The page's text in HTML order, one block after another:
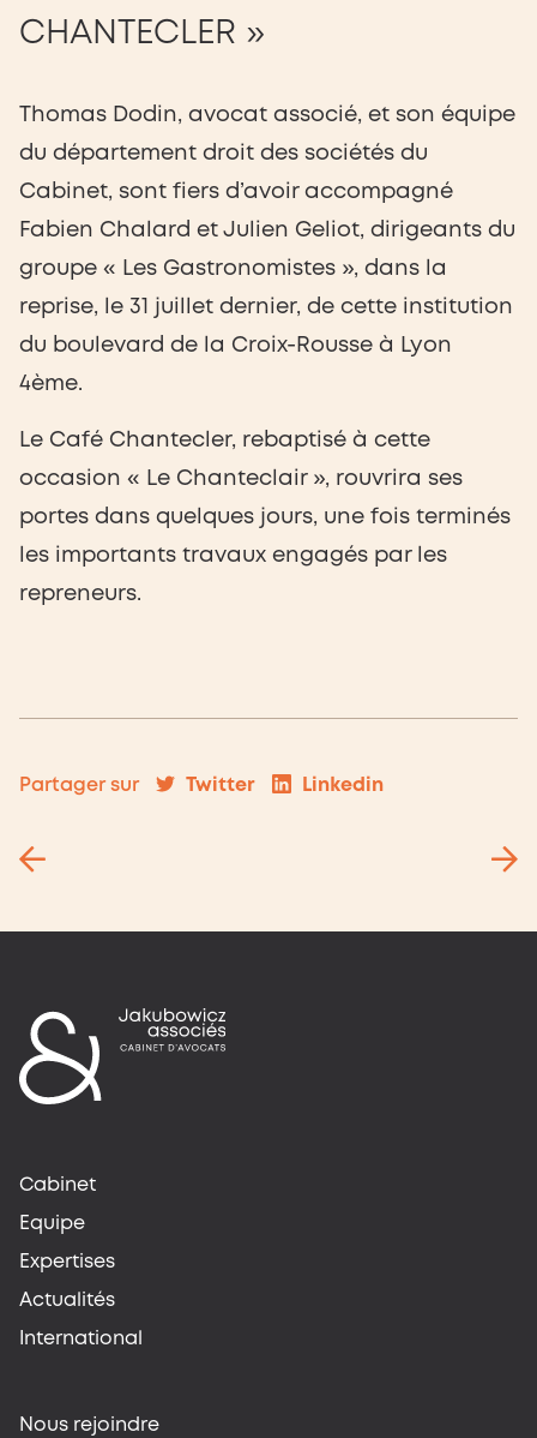
CHANTECLER »
Thomas Dodin, avocat associé, et son équipe
du département droit des sociétés du
Cabinet, sont fiers d’avoir accompagné
Fabien Chalard et Julien Geliot, dirigeants du
groupe « Les Gastronomistes », dans la
reprise, le 31 juillet dernier, de cette institution
du boulevard de la Croix-Rousse à Lyon
4ème.
Le Café Chantecler, rebaptisé à cette
occasion « Le Chanteclair », rouvrira ses
portes dans quelques jours, une fois terminés
les importants travaux engagés par les
repreneurs.
Partager sur Twitter Linkedin
Cabinet
Equipe
Expertises
Actualités
International
Nous rejoindre